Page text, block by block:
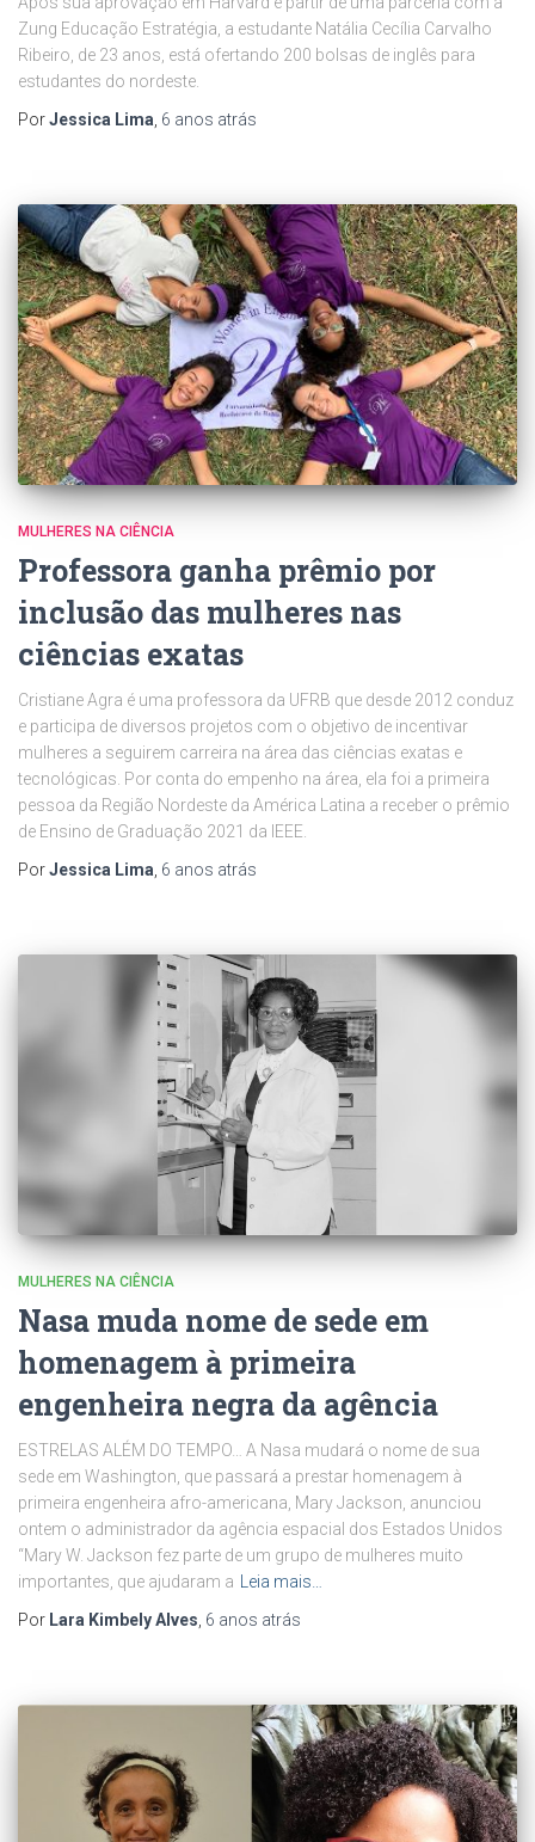
Zung Educação Estratégia, a estudante Natália Cecília Carvalho
Ribeiro, de 23 anos, está ofertando 200 bolsas de inglês para
estudantes do nordeste.
PorJessica Lima 6 anos atrás
MULHERES NA CIÊNCIA
Professora ganha prêmio por
inclusão das mulheres nas
ciências exatas
Cristiane Agra é uma professora da UFRB que desde 2012 conduz
e participa de diversos projetos com o objetivo de incentivar
mulheres a seguirem carreira na área das ciências exatas e
tecnológicas. Por conta do empenho na área, ela foi a primeira
pessoa da Região Nordeste da América Latina a receber o prêmio
de Ensino de Graduação 2021 da IEEE.
PorJessica Lima 6 anos atrás
MULHERES NA CIÊNCIA
Nasa muda nome de sede em
homenagem à primeira
engenheira negra da agência
ESTRELAS ALÉM DO TEMPO… A Nasa mudará o nome de sua
sede em Washington, que passará a prestar homenagem à
primeira engenheira afro-americana, Mary Jackson, anunciou
ontem o administrador da agência espacial dos Estados Unidos
“Mary W. Jackson fez parte de um grupo de mulheres muito
importantes, que ajudaram a
Leia mais…
Por Lara Kimbely Alves 6 anos atrás